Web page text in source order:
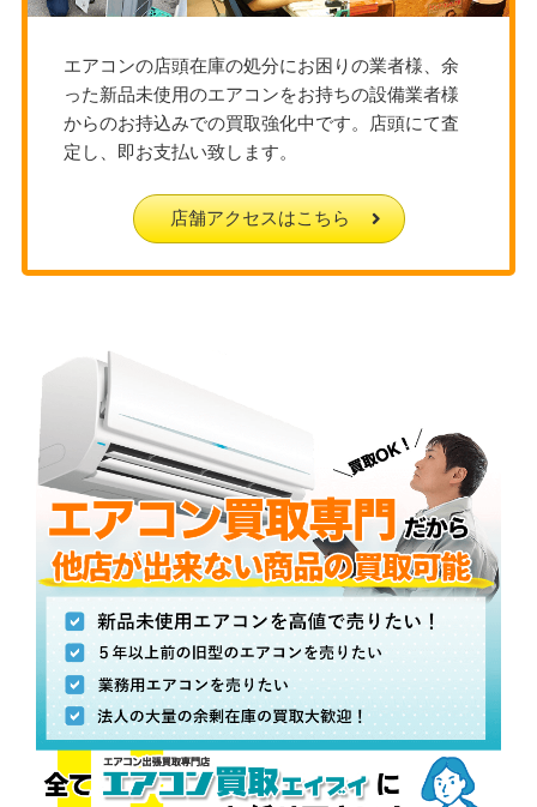
エアコンの店頭在庫の処分にお困りの業者様、余
った新品未使用のエアコンをお持ちの設備業者様
からのお持込みでの買取強化中です。店頭にて査
定し、即お支払い致します。
店舗アクセスはこちら